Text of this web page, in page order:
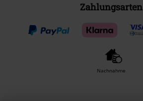
Zahlungsarten
Nachnahme